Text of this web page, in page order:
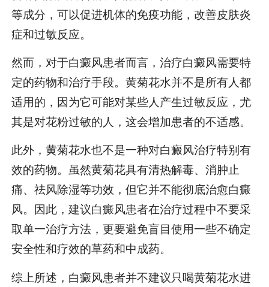
等成分，可以促进机体的免疫功能，改善皮肤炎
症和过敏反应。
然而，对于白癜风患者而言，治疗白癜风需要特
定的药物和治疗手段。黄菊花水并不是所有人都
适用的，因为它可能对某些人产生过敏反应，尤
其是对花粉过敏的人，这会增加患者的不适感。
此外，黄菊花水也不是一种对白癜风治疗特别有
效的药物。虽然黄菊花具有清热解毒、消肿止
痛、祛风除湿等功效，但它并不能彻底治愈白癜
风。因此，建议白癜风患者在治疗过程中不要采
取单一治疗方法，更要避免盲目使用一些不确定
安全性和疗效的草药和中成药。
综上所述，白癜风患者并不建议只喝黄菊花水进